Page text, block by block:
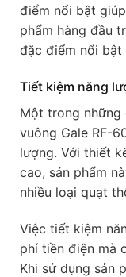
điểm nổi bật
phẩm hàng đầu
đặc điểm nổi bật
Tiết kiệm năng
Một trong những
vuông Gale RF-
lượng. Với thiết
cao, sản phẩm
nhiều loại quạt
Việc tiết kiệm
phí tiền điện mà
Khi sử dụng sản